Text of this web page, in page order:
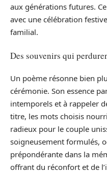
aux générations futures.
avec une célébration
familial.
Des souvenirs qui
Un poème résonne bien
cérémonie. Son essence
intemporels et à rappeler
titre, les mots choisis
radieux pour le couple
soigneusement formulés,
prépondérante dans la
offrant du réconfort et de